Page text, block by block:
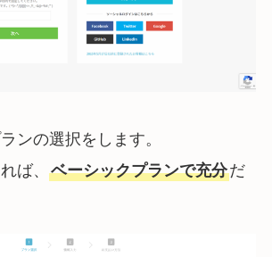
ンの選択をします。
ば、 ベーシックプランで充分だ